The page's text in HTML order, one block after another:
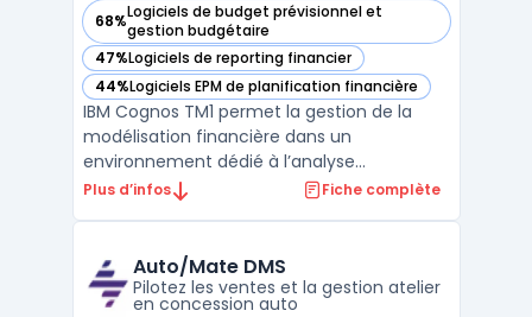
68%Logiciels de budget prévisionnel et
gestion budgétaire
— voir IBM Cognos TM1 dans cette catégorie
47%Logiciels de reporting financier
— voir IBM Cognos TM1 dans cette catégorie
44%Logiciels EPM de planification financière
— voir IBM Cognos TM1 dans cette catégorie
IBM Cognos TM1 permet la gestion de la
modélisation financière dans un
environnement dédié à l’analyse
multidimensionnelle ainsi qu’au pilotage en
contrôleurs de gestion et des responsables
métier. Le système st ...
Plus d’infos Fiche complète
Auto/Mate DMS
Pilotez les ventes et la gestion atelier
en concession auto